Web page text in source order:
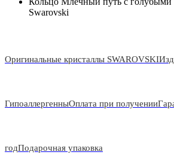
Swarovski
Оригинальные кристаллы SWAROVSKI
ГипоаллергенныОплата при получении
годПодарочная упаковка